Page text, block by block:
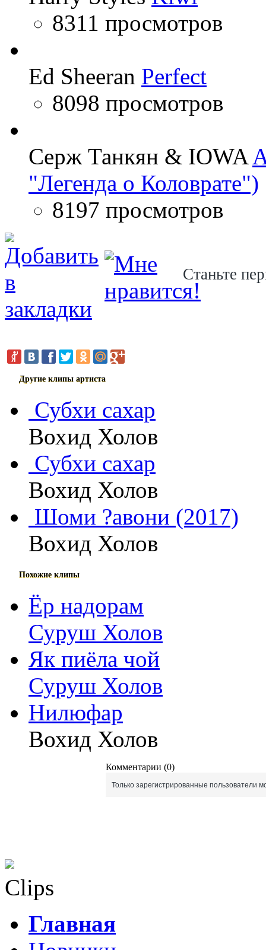
8311 просмотров
Ed Sheeran Perfect
8098 просмотров
Серж Танкян & IOWA
"Легенда о Коловрате")
8197 просмотров
Станьте
Другие клипы артиста
Субхи сахар
Вохид Холов
Субхи сахар
Вохид Холов
Шоми ?авони (2017)
Вохид Холов
Похожие клипы
Ёр надорам
Суруш Холов
Як пиёла чой
Суруш Холов
Нилюфар
Вохид Холов
Комментарии (0)
Только зарегистрированные пользователи
Clips
Главная